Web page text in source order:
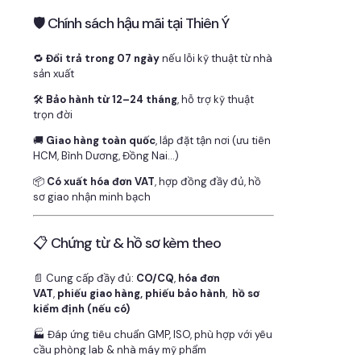
🛡 Chính sách hậu mãi tại Thiên Ý
🔁 Đổi trả trong 07 ngàynếu lỗi kỹ thuật từ nhà
sản xuất
🛠 Bảo hành từ 12–24 tháng, hỗ trợ kỹ thuật
trọn đời
🚚 Giao hàng toàn quốc, lắp đặt tận nơi (ưu tiên
HCM, Bình Dương, Đồng Nai…)
📦 Có xuất hóa đơn VAT, hợp đồng đầy đủ, hồ
sơ giao nhận minh bạch
📋 Chứng từ & hồ sơ kèm theo
📄 Cung cấp đầy đủ: CO/CQ, hóa đơn
VAT, phiếu giao hàng, phiếu bảo hành, hồ sơ
kiểm định (nếu có)
🏭 Đáp ứng tiêu chuẩn GMP, ISO, phù hợp với yêu
cầu phòng lab & nhà máy mỹ phẩm